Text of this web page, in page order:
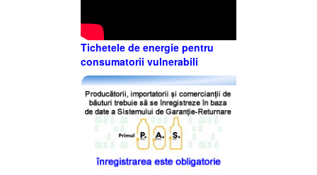
Tichetele de energie pentru
consumatorii vulnerabili